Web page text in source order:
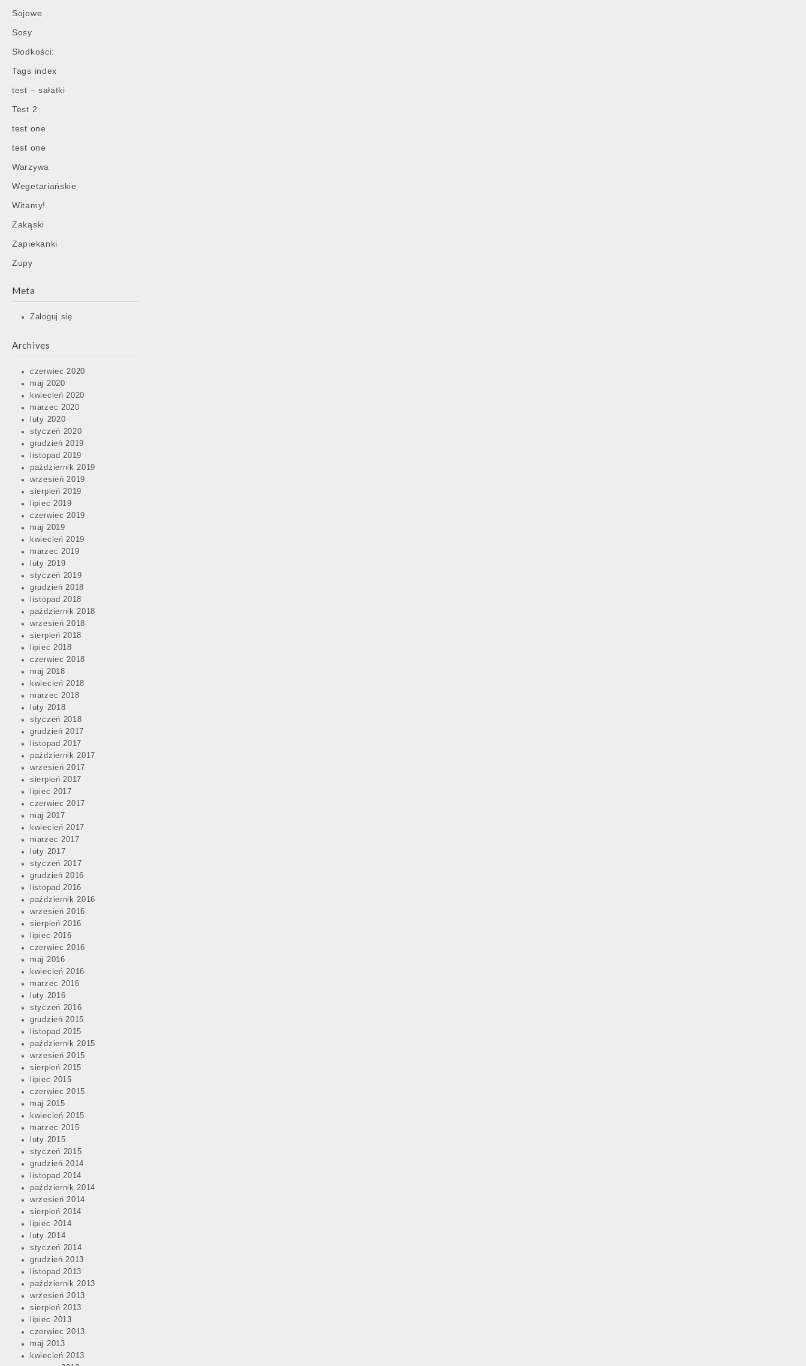
Sojowe
Sosy
Słodkości:
Tags index
test – sałatki
Test 2
test one
test one
Warzywa
Wegetariańskie
Witamy!
Zakąski
Zapiekanki
Zupy
Meta
Zaloguj się
Archives
czerwiec 2020
maj 2020
kwiecień 2020
marzec 2020
luty 2020
styczeń 2020
grudzień 2019
listopad 2019
październik 2019
wrzesień 2019
sierpień 2019
lipiec 2019
czerwiec 2019
maj 2019
kwiecień 2019
marzec 2019
luty 2019
styczeń 2019
grudzień 2018
listopad 2018
październik 2018
wrzesień 2018
sierpień 2018
lipiec 2018
czerwiec 2018
maj 2018
kwiecień 2018
marzec 2018
luty 2018
styczeń 2018
grudzień 2017
listopad 2017
październik 2017
wrzesień 2017
sierpień 2017
lipiec 2017
czerwiec 2017
maj 2017
kwiecień 2017
marzec 2017
luty 2017
styczeń 2017
grudzień 2016
listopad 2016
październik 2016
wrzesień 2016
sierpień 2016
lipiec 2016
czerwiec 2016
maj 2016
kwiecień 2016
marzec 2016
luty 2016
styczeń 2016
grudzień 2015
listopad 2015
październik 2015
wrzesień 2015
sierpień 2015
lipiec 2015
czerwiec 2015
maj 2015
kwiecień 2015
marzec 2015
luty 2015
styczeń 2015
grudzień 2014
listopad 2014
październik 2014
wrzesień 2014
sierpień 2014
lipiec 2014
luty 2014
styczeń 2014
grudzień 2013
listopad 2013
październik 2013
wrzesień 2013
sierpień 2013
lipiec 2013
czerwiec 2013
maj 2013
kwiecień 2013